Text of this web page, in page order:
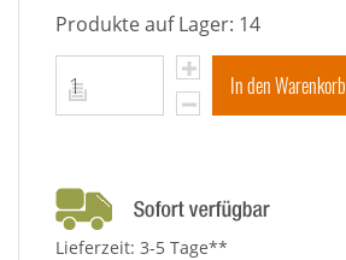
Produkte auf Lager: 14
In den Warenkorb
Lieferzeit: 3-5 Tage**